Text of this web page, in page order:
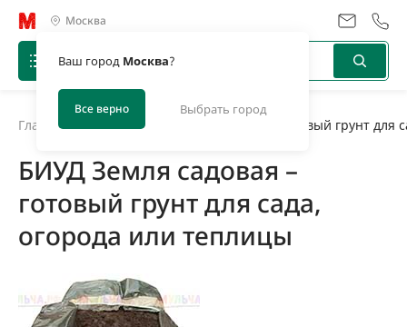
Москва
Ваш город Москва?
Все верно Выбрать город
Главная БИУД Земля садовая – готовый грунт для
БИУД Земля садовая –
готовый грунт для сада,
огорода или теплицы